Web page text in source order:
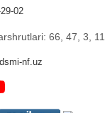
02
66, 47, 3, 11
nf.uz